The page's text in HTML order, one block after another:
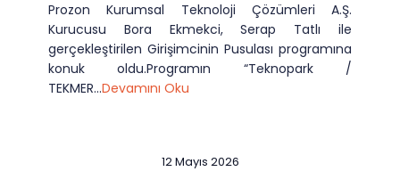
Prozon Kurumsal Teknoloji Çözümleri A.Ş.
Kurucusu Bora Ekmekci, Serap Tatlı ile
gerçekleştirilen Girişimcinin Pusulası programına
konuk oldu.Programın “Teknopark /
TEKMER...Devamını Oku
12 Mayıs 2026